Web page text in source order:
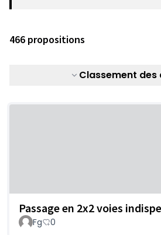
466 propositions
Classement
Passage en 2x2 voies
Fg 0